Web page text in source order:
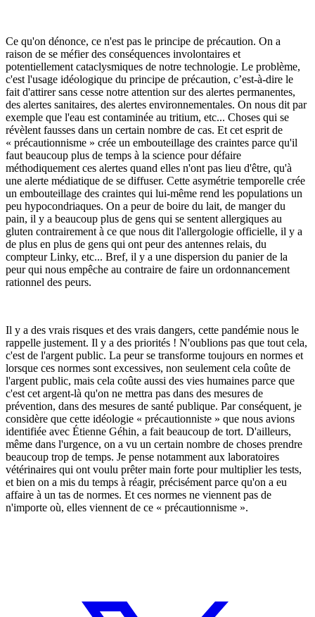
Ce qu'on dénonce, ce n'est pas le principe de précaution. On a
raison de se méfier des conséquences involontaires et
potentiellement cataclysmiques de notre technologie. Le problème,
c'est l'usage idéologique du principe de précaution, c’est-à-dire le
fait d'attirer sans cesse notre attention sur des alertes permanentes,
des alertes sanitaires, des alertes environnementales. On nous dit par
exemple que l'eau est contaminée au tritium, etc... Choses qui se
révèlent fausses dans un certain nombre de cas. Et cet esprit de
« précautionnisme » crée un embouteillage des craintes parce qu'il
faut beaucoup plus de temps à la science pour défaire
méthodiquement ces alertes quand elles n'ont pas lieu d'être, qu'à
une alerte médiatique de se diffuser. Cette asymétrie temporelle crée
un embouteillage des craintes qui lui-même rend les populations un
peu hypocondriaques. On a peur de boire du lait, de manger du
pain, il y a beaucoup plus de gens qui se sentent allergiques au
gluten contrairement à ce que nous dit l'allergologie officielle, il y a
de plus en plus de gens qui ont peur des antennes relais, du
compteur Linky, etc... Bref, il y a une dispersion du panier de la
peur qui nous empêche au contraire de faire un ordonnancement
rationnel des peurs.
Il y a des vrais risques et des vrais dangers, cette pandémie nous le
rappelle justement. Il y a des priorités ! N'oublions pas que tout cela,
c'est de l'argent public. La peur se transforme toujours en normes et
lorsque ces normes sont excessives, non seulement cela coûte de
l'argent public, mais cela coûte aussi des vies humaines parce que
c'est cet argent-là qu'on ne mettra pas dans des mesures de
prévention, dans des mesures de santé publique. Par conséquent, je
considère que cette idéologie « précautionniste » que nous avions
identifiée avec Étienne Géhin, a fait beaucoup de tort. D'ailleurs,
même dans l'urgence, on a vu un certain nombre de choses prendre
beaucoup trop de temps. Je pense notamment aux laboratoires
vétérinaires qui ont voulu prêter main forte pour multiplier les tests,
et bien on a mis du temps à réagir, précisément parce qu'on a eu
affaire à un tas de normes. Et ces normes ne viennent pas de
n'importe où, elles viennent de ce « précautionnisme ».